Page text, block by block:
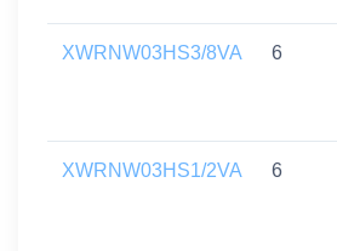
XWRNW03HS3/8VA 6
XWRNW03HS1/2VA 6